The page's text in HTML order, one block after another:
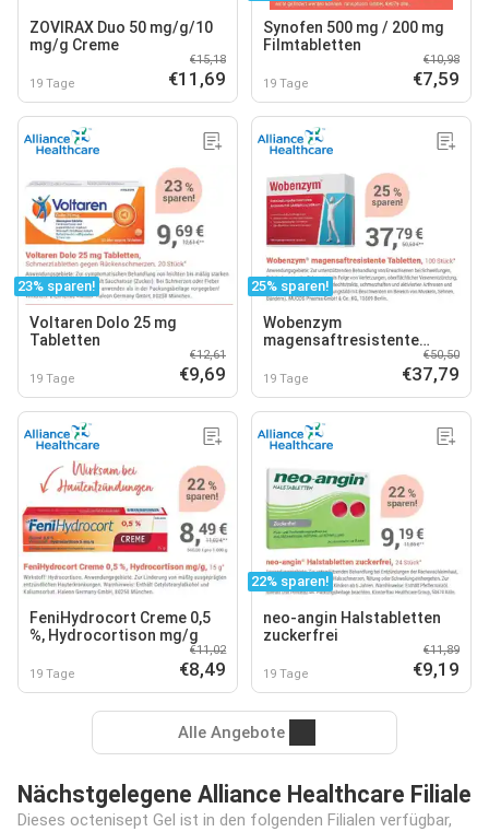
ZOVIRAX Duo 50 mg/g/10
mg/g Creme
19 Tage
€15,18
€11,69
Synofen 500 mg / 200 mg
Filmtabletten
19 Tage
€10,98
€7,59
23% sparen!
Voltaren Dolo 25 mg
Tabletten
19 Tage
€12,61
€9,69
25% sparen!
Wobenzym
magensaftresistente
19 Tage
€50,50
€37,79
FeniHydrocort Creme 0,5
%, Hydrocortison mg/g
19 Tage
€11,02
€8,49
22% sparen!
neo-angin Halstabletten
zuckerfrei
19 Tage
€11,89
€9,19
Alle Angebote
Nächstgelegene Alliance Healthcare Filiale
Dieses octenisept Gel ist in den folgenden Filialen verfügbar,